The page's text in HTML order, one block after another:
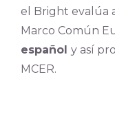
el Bright evalúa
Marco Común
español y así
MCER.